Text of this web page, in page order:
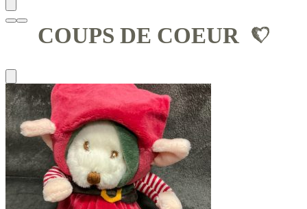
COUPS DE COEUR